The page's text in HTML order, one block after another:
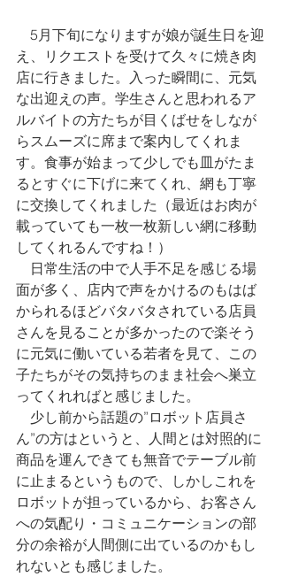
5月下旬になりますが娘が誕生日を迎
え、リクエストを受けて久々に焼き肉
店に行きました。入った瞬間に、元気
な出迎えの声。学生さんと思われるア
ルバイトの方たちが目くばせをしなが
らスムーズに席まで案内してくれま
す。食事が始まって少しでも皿がたま
るとすぐに下げに来てくれ、網も丁寧
に交換してくれました（最近はお肉が
載っていても一枚一枚新しい網に移動
してくれるんですね！）
日常生活の中で人手不足を感じる場
面が多く、店内で声をかけるのもはば
かられるほどバタバタされている店員
さんを見ることが多かったので楽そう
に元気に働いている若者を見て、この
子たちがその気持ちのまま社会へ巣立
ってくれればと感じました。
少し前から話題の”ロボット店員さ
ん”の方はというと、人間とは対照的に
商品を運んできても無音でテーブル前
に止まるというもので、しかしこれを
ロボットが担っているから、お客さん
への気配り・コミュニケーションの部
分の余裕が人間側に出ているのかもし
れないとも感じました。